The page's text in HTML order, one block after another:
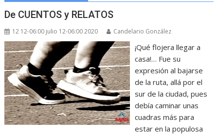
De CUENTOS y RELATOS
12 12-06:00 julio 12-06:00 2020 Candelario González
¡Qué flojera llegar a
casa!… Fue su
expresión al bajarse
de la ruta, allá por el
sur de la ciudad, pues
debía caminar unas
cuadras más para
estar en la populosa